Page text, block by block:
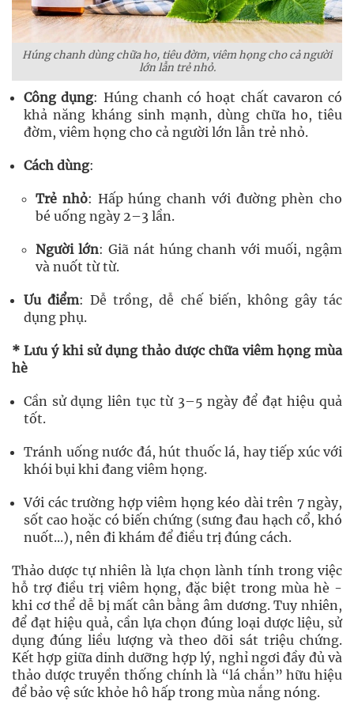
Húng chanh dùng chữa ho, tiêu đờm, viêm họng cho cả người
lớn lẫn trẻ nhỏ.
Công dụng: Húng chanh có hoạt chất cavaron có
khả năng kháng sinh mạnh, dùng chữa ho, tiêu
đờm, viêm họng cho cả người lớn lẫn trẻ nhỏ.
Cách dùng:
Trẻ nhỏ: Hấp húng chanh với đường phèn cho
bé uống ngày 2–3 lần.
Người lớn: Giã nát húng chanh với muối, ngậm
và nuốt từ từ.
Ưu điểm: Dễ trồng, dễ chế biến, không gây tác
dụng phụ.
* Lưu ý khi sử dụng thảo dược chữa viêm họng mùa
hè
Cần sử dụng liên tục từ 3–5 ngày để đạt hiệu quả
tốt.
Tránh uống nước đá, hút thuốc lá, hay tiếp xúc với
khói bụi khi đang viêm họng.
Với các trường hợp viêm họng kéo dài trên 7 ngày,
sốt cao hoặc có biến chứng (sưng đau hạch cổ, khó
nuốt...), nên đi khám để điều trị đúng cách.
Thảo dược tự nhiên là lựa chọn lành tính trong việc
hỗ trợ điều trị viêm họng, đặc biệt trong mùa hè -
khi cơ thể dễ bị mất cân bằng âm dương. Tuy nhiên,
để đạt hiệu quả, cần lựa chọn đúng loại dược liệu, sử
dụng đúng liều lượng và theo dõi sát triệu chứng.
Kết hợp giữa dinh dưỡng hợp lý, nghỉ ngơi đầy đủ và
thảo dược truyền thống chính là “lá chắn” hữu hiệu
để bảo vệ sức khỏe hô hấp trong mùa nắng nóng.